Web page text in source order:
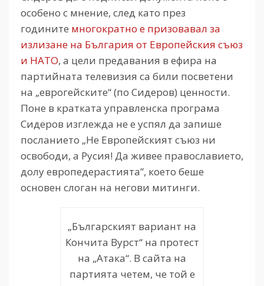
особено с мнение, след като през
годините многократно е призовавал за
излизане на България от Европейския съюз
и НАТО, а цели предавания в ефира на
партийната телевизия са били посветени
на „еврогейските“ (по Сидеров) ценности.
Поне в кратката управленска програма
Сидеров изглежда не е успял да запише
посланието „Не Европейският съюз ни
освободи, а Русия! Да живее православието,
долу европедерастията”, което беше
основен слоган на негови митинги.
„Българският вариант на
Кончита Вурст“ на протест
на „Атака“. В сайта на
партията четем, че той е